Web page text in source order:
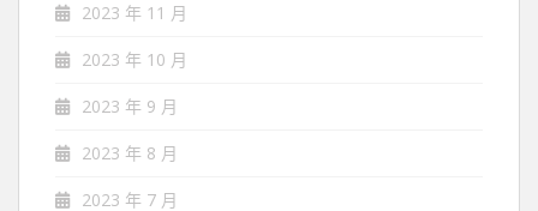
2023 年 11 月
2023 年 10 月
2023 年 9 月
2023 年 8 月
2023 年 7 月